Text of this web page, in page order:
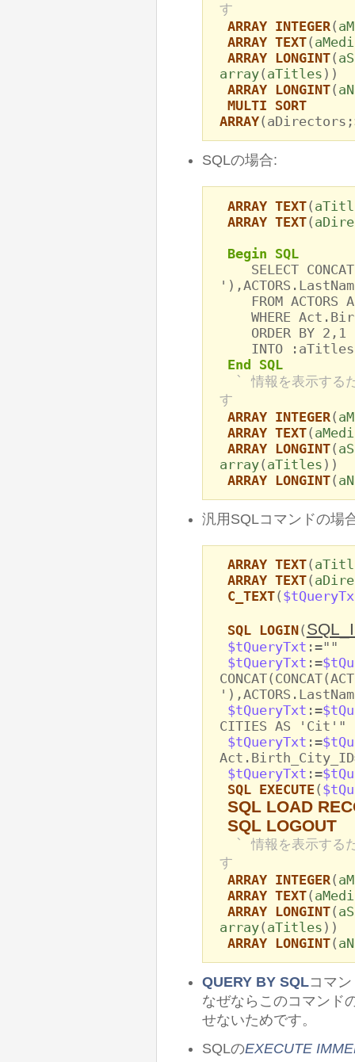
す
ARRAY INTEGER(
ARRAY TEXT(
ARRAY LONGINT(
array( aTitles ))
ARRAY LONGINT(
MULTI SORT
ARRAY
SQLの場合:
ARRAY TEXT(
ARRAY TEXT(
Begin SQL
SELECT
FROM
WHERE
ORDER BY 2,1
INTO
End SQL
` 情報を表示する
す
ARRAY INTEGER(
ARRAY TEXT(
ARRAY LONGINT(
array( aTitles ))
ARRAY LONGINT(
汎用SQLコマンドの場
ARRAY TEXT(
ARRAY TEXT(
C_TEXT(
SQL LOGIN(
$tQueryTxt :=""
$tQueryTxt :=
$tQueryTxt :=
CITIES AS 'Cit'"
$tQueryTxt :=
$tQueryTxt :=
SQL EXECUTE(
SQL LOAD
SQL LOGOUT
` 情報を表示する
す
ARRAY INTEGER(
ARRAY TEXT(
ARRAY LONGINT(
array( aTitles ))
ARRAY LONGINT(
QUERY BY SQLコマ
なぜならこのコマンド
せないためです。
SQLのEXECUTE